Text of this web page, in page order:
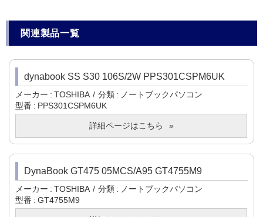
関連製品一覧
dynabook SS S30 106S/2W PPS301CSPM6UK
メーカー TOSHIBA 分類
ノートブックパソコン
型番
PPS301CSPM6UK
詳細ページはこちら
DynaBook GT475 05MCS/A95 GT4755M9
メーカー TOSHIBA 分類
ノートブックパソコン
型番
GT4755M9